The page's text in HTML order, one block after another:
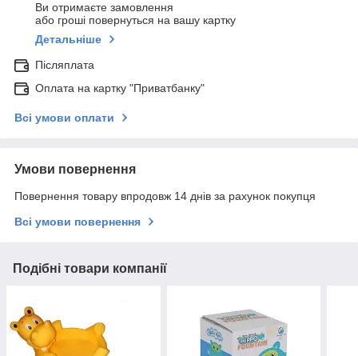
Ви отримаєте замовлення
або гроші повернуться на вашу картку
Детальніше
Післяплата
Оплата на картку "Приватбанку"
Всі умови оплати
Умови повернення
Повернення товару впродовж 14 днів за рахунок покупця
Всі умови повернення
Подібні товари компанії